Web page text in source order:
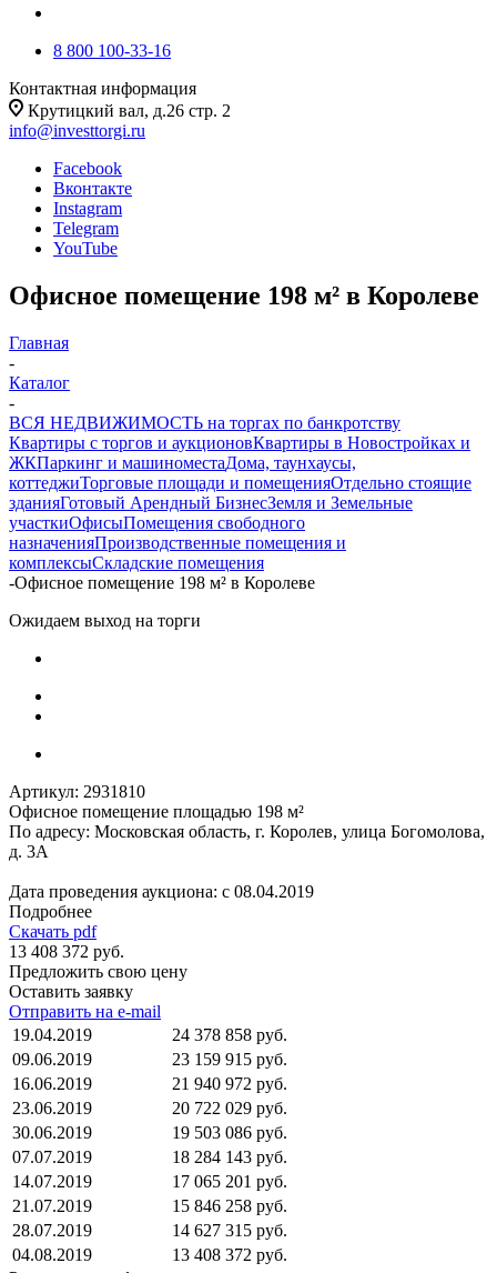
8 800 100-33-16
Контактная информация
Крутицкий вал, д.26 стр. 2
info@investtorgi.ru
Facebook
Вконтакте
Instagram
Telegram
YouTube
Офисное помещение 198 м² в Королеве
Главная
-
Каталог
-
ВСЯ НЕДВИЖИМОСТЬ на торгах по банкротству
Квартиры с торгов и аукционовКвартиры в Новостройках и
ЖКПаркинг и машиноместаДома, таунхаусы,
коттеджиТорговые площади и помещенияОтдельно стоящие
зданияГотовый Арендный БизнесЗемля и Земельные
участкиОфисыПомещения свободного
назначенияПроизводственные помещения и
комплексыСкладские помещения
-Офисное помещение 198 м² в Королеве
Ожидаем выход на торги
Артикул: 2931810
Офисное помещение площадью 198 м²
По адресу: Московская область, г. Королев, улица Богомолова,
д. 3А
Дата проведения аукциона: с 08.04.2019
Подробнее
Скачать pdf
13 408 372 руб.
Предложить свою цену
Оставить заявку
Отправить на e-mail
19.04.2019
24 378 858 руб.
09.06.2019
23 159 915 руб.
16.06.2019
21 940 972 руб.
23.06.2019
20 722 029 руб.
30.06.2019
19 503 086 руб.
07.07.2019
18 284 143 руб.
14.07.2019
17 065 201 руб.
21.07.2019
15 846 258 руб.
28.07.2019
14 627 315 руб.
04.08.2019
13 408 372 руб.